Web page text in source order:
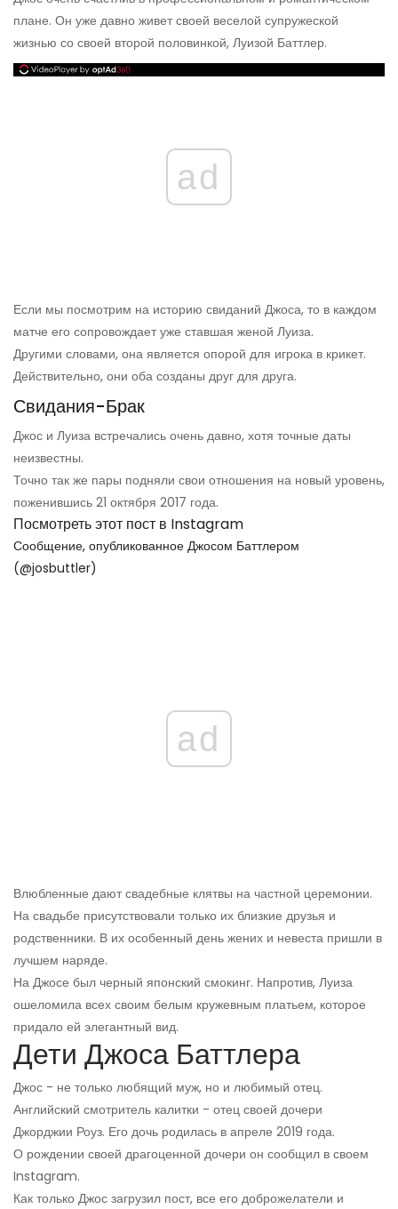
плане. Он уже давно живет своей веселой супружеской
жизнью со своей второй половинкой, Луизой Баттлер.
ad
Если мы посмотрим на историю свиданий Джоса, то в каждом
матче его сопровождает уже ставшая женой Луиза.
Другими словами, она является опорой для игрока в крикет.
Действительно, они оба созданы друг для друга.
Свидания-Брак
Джос и Луиза встречались очень давно, хотя точные даты
неизвестны.
Точно так же пары подняли свои отношения на новый уровень,
поженившись 21 октября 2017 года.
Посмотреть этот пост в Instagram
Сообщение, опубликованное Джосом Баттлером
(@josbuttler)
ad
Влюбленные дают свадебные клятвы на частной церемонии.
На свадьбе присутствовали только их близкие друзья и
родственники. В их особенный день жених и невеста пришли в
лучшем наряде.
На Джосе был черный японский смокинг. Напротив, Луиза
ошеломила всех своим белым кружевным платьем, которое
придало ей элегантный вид.
Дети Джоса Баттлера
Джос - не только любящий муж, но и любимый отец.
Английский смотритель калитки - отец своей дочери
Джорджии Роуз. Его дочь родилась в апреле 2019 года.
О рождении своей драгоценной дочери он сообщил в своем
Instagram.
Как только Джос загрузил пост, все его доброжелатели и